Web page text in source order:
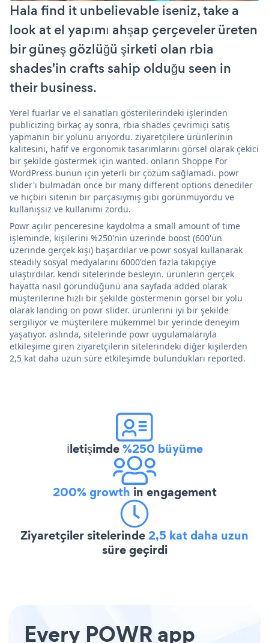
Hala find it unbelievable iseniz, take a
look at el yapımı ahşap çerçeveler üreten
bir güneş gözlüğü şirketi olan rbia
shades'in crafts sahip olduğu seen in
their business.
Yerel fuarlar ve el sanatları gösterilerindeki işlerinden
publicizing birkaç ay sonra, rbia shades çevrimiçi satış
yapmanın bir yolunu arıyordu. ziyaretçilere ürünlerinin
kalitesini, hafif ve ergonomik tasarımlarını görsel olarak çekici
bir şekilde göstermek için wanted. onların Shoppe For
WordPress bunun için yeterli bir çözüm sağlamadı. powr
slider'ı bulmadan önce bir many different options denediler
ve hiçbiri sitenin bir parçasıymış gibi görünmüyordu ve
kullanışsız ve kullanımı zordu.
Powr açılır penceresine kaydolma a small amount of time
işleminde, kişilerini %250'nin üzerinde boost (600'ün
üzerinde gerçek kişi) başardılar ve powr sosyal kullanarak
steadily sosyal medyalarını 6000'den fazla takipçiye
ulaştırdılar. kendi sitelerinde besleyin. ürünlerin gerçek
hayatta nasıl göründüğünü ana sayfada added olarak
müşterilerine hızlı bir şekilde göstermenin görsel bir yolu
olarak landing on powr slider. ürünlerini iyi bir şekilde
sergiliyor ve müşterilere mükemmel bir yerinde deneyim
yaşatıyor. aslında, sitelerinde powr uygulamalarıyla
etkileşime giren ziyaretçilerin sitelerindeki diğer kişilerden
2,5 kat daha uzun süre etkileşimde bulundukları reported.
İletişimde%250 büyüme
200% growth in engagement
Ziyaretçiler sitelerinde2,5 kat daha uzun
süre geçirdi
Every POWR app